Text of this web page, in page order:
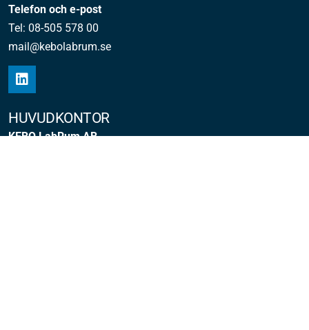
Telefon och e-post
Tel: 08-505 578 00
mail@kebolabrum.se
HUVUDKONTOR
KEBO LabRum AB